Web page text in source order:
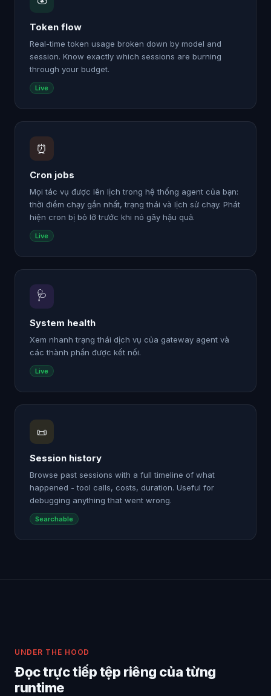
Token flow
Real-time token usage broken down by model and
session. Know exactly which sessions are burning
through your budget.
Live
⏰
Cron jobs
Mọi tác vụ được lên lịch trong hệ thống agent của bạn:
thời điểm chạy gần nhất, trạng thái và lịch sử chạy. Phát
hiện cron bị bỏ lỡ trước khi nó gây hậu quả.
Live
🩺
System health
Xem nhanh trạng thái dịch vụ của gateway agent và
các thành phần được kết nối.
Live
📜
Session history
Browse past sessions with a full timeline of what
happened - tool calls, costs, duration. Useful for
debugging anything that went wrong.
Searchable
UNDER THE HOOD
Đọc trực tiếp tệp riêng của từng
runtime